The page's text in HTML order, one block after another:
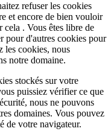
refuser les cookies
et encore de bien vouloir
cela . Vous êtes libre de
pour d'autres cookies pour
les cookies, nous
notre domaine.
stockés sur votre
puissiez vérifier ce que
nous ne pouvons
domaines. Vous pouvez
de votre navigateur.